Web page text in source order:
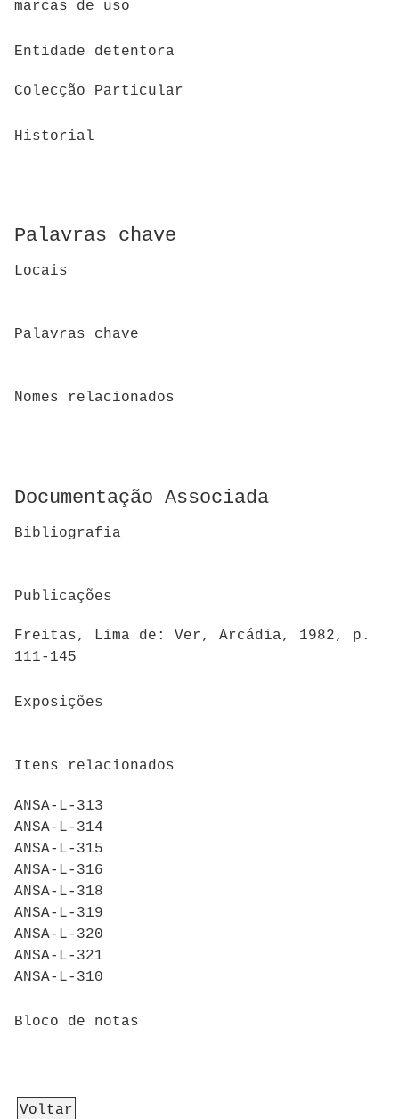
marcas de uso
Entidade detentora
Colecção Particular
Historial
Palavras chave
Locais
Palavras chave
Nomes relacionados
Documentação Associada
Bibliografia
Publicações
Freitas, Lima de: Ver, Arcádia, 1982, p.
111-145
Exposições
Itens relacionados
ANSA-L-313
ANSA-L-314
ANSA-L-315
ANSA-L-316
ANSA-L-318
ANSA-L-319
ANSA-L-320
ANSA-L-321
ANSA-L-310
Bloco de notas
Voltar